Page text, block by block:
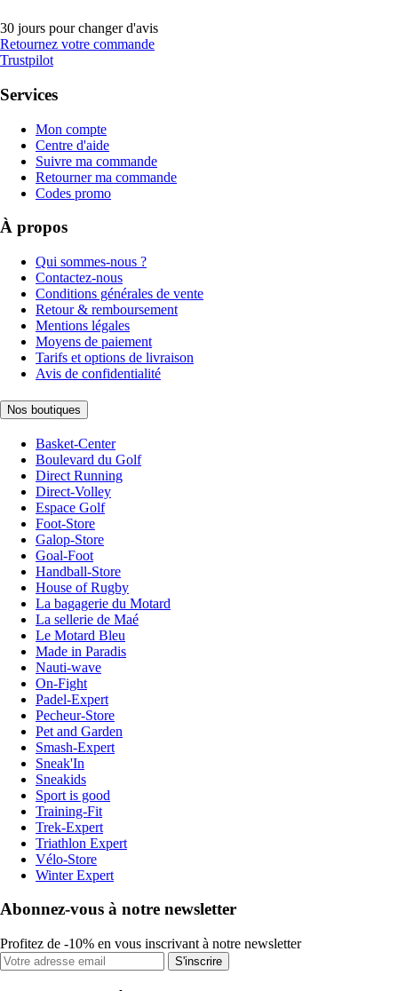
30 jours pour changer d'avis
Retournez votre commande
Trustpilot
Services
Mon compte
Centre d'aide
Suivre ma commande
Retourner ma commande
Codes promo
À propos
Qui sommes-nous ?
Contactez-nous
Conditions générales de vente
Retour & remboursement
Mentions légales
Moyens de paiement
Tarifs et options de livraison
Avis de confidentialité
Nos boutiques
Basket-Center
Boulevard du Golf
Direct Running
Direct-Volley
Espace Golf
Foot-Store
Galop-Store
Goal-Foot
Handball-Store
House of Rugby
La bagagerie du Motard
La sellerie de Maé
Le Motard Bleu
Made in Paradis
Nauti-wave
On-Fight
Padel-Expert
Pecheur-Store
Pet and Garden
Smash-Expert
Sneak'In
Sneakids
Sport is good
Training-Fit
Trek-Expert
Triathlon Expert
Vélo-Store
Winter Expert
Abonnez-vous à notre newsletter
Profitez de -10% en vous inscrivant à notre newsletter
S'inscrire